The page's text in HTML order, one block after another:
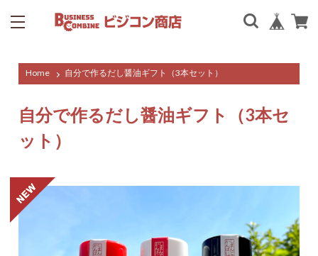
Home 自分で作るだし醤油ギフト（3本セット）
自分で作るだし醤油ギフト（3本セ
ット）